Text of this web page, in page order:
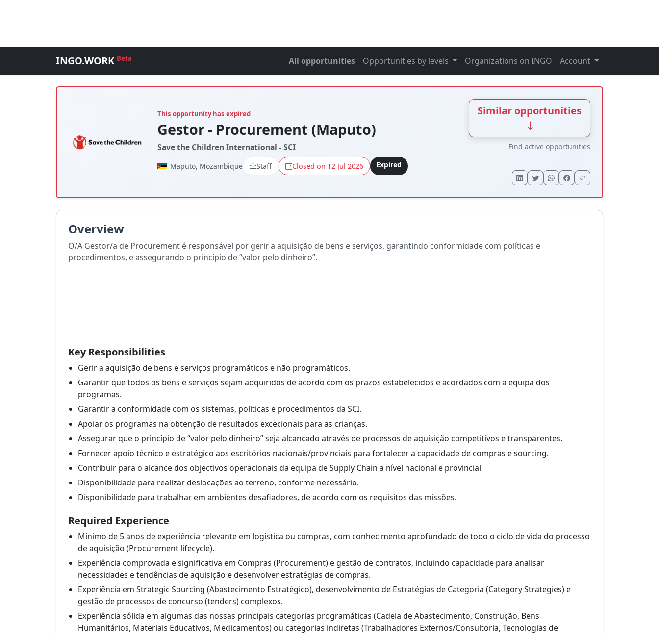
INGO.WORK Beta All opportunities Opportunities by levels Organizations on INGO Account
This opportunity has expired
Gestor - Procurement (Maputo)
Save the Children International - SCI
Maputo, Mozambique Staff Closed on 12 Jul 2026 Expired
Similar opportunities
Find active opportunities
Overview
O/A Gestor/a de Procurement é responsável por gerir a aquisição de bens e serviços, garantindo conformidade com políticas e
procedimentos, e assegurando o princípio de “valor pelo dinheiro”.
Key Responsibilities
Gerir a aquisição de bens e serviços programáticos e não programáticos.
Garantir que todos os bens e serviços sejam adquiridos de acordo com os prazos estabelecidos e acordados com a equipa dos
programas.
Garantir a conformidade com os sistemas, políticas e procedimentos da SCI.
Apoiar os programas na obtenção de resultados excecionais para as crianças.
Assegurar que o princípio de “valor pelo dinheiro” seja alcançado através de processos de aquisição competitivos e transparentes.
Fornecer apoio técnico e estratégico aos escritórios nacionais/provinciais para fortalecer a capacidade de compras e sourcing.
Contribuir para o alcance dos objectivos operacionais da equipa de Supply Chain a nível nacional e provincial.
Disponibilidade para realizar deslocações ao terreno, conforme necessário.
Disponibilidade para trabalhar em ambientes desafiadores, de acordo com os requisitos das missões.
Required Experience
Mínimo de 5 anos de experiência relevante em logística ou compras, com conhecimento aprofundado de todo o ciclo de vida do processo
de aquisição (Procurement lifecycle).
Experiência comprovada e significativa em Compras (Procurement) e gestão de contratos, incluindo capacidade para analisar
necessidades e tendências de aquisição e desenvolver estratégias de compras.
Experiência em Strategic Sourcing (Abastecimento Estratégico), desenvolvimento de Estratégias de Categoria (Category Strategies) e
gestão de processos de concurso (tenders) complexos.
Experiência sólida em algumas das nossas principais categorias programáticas (Cadeia de Abastecimento, Construção, Bens
Humanitários, Materiais Educativos, Medicamentos) ou categorias indiretas (Trabalhadores Externos/Consultoria, Tecnologias de